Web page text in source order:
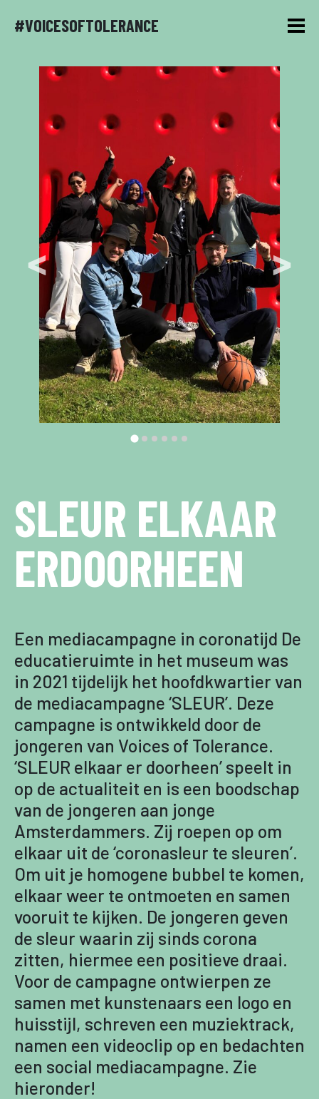
#VOICESOFTOLERANCE
SLEUR ELKAAR
ERDOORHEEN
Een mediacampagne in coronatijd De
educatieruimte in het museum was
in 2021 tijdelijk het hoofdkwartier van
de mediacampagne ‘SLEUR’. Deze
campagne is ontwikkeld door de
jongeren van Voices of Tolerance.
‘SLEUR elkaar er doorheen’ speelt in
op de actualiteit en is een boodschap
van de jongeren aan jonge
Amsterdammers. Zij roepen op om
elkaar uit de ‘coronasleur te sleuren’.
Om uit je homogene bubbel te komen,
elkaar weer te ontmoeten en samen
vooruit te kijken. De jongeren geven
de sleur waarin zij sinds corona
zitten, hiermee een positieve draai.
Voor de campagne ontwierpen ze
samen met kunstenaars een logo en
huisstijl, schreven een muziektrack,
namen een videoclip op en bedachten
een social mediacampagne. Zie
hieronder!